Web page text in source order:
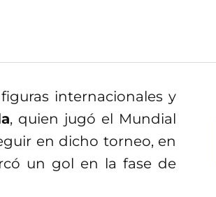
internacionales y
, quien jugó el Mundial
en dicho torneo, en
un gol en la fase de